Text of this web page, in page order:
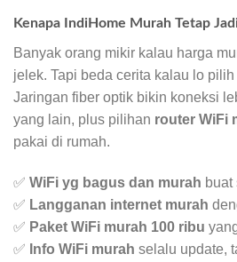
Kenapa IndiHome Murah Tetap
Banyak orang mikir kalau harga
jelek. Tapi beda cerita kalau lo pilih
Jaringan fiber optik bikin koneksi
yang lain, plus pilihan router WiFi
pakai di rumah.
✅ WiFi yg bagus dan murah buat
✅ Langganan internet murah
✅ Paket WiFi murah 100 ribu
✅ Info WiFi murah selalu update,